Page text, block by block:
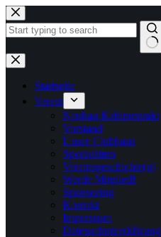
Zum
Inhalt
springen
Keine
Ergebnisse
Startseite
Verein
Neubau Kabinentrakt
Vorstand
Unser Clubhaus
Sportstätten
Vereinsgeschichte(n)
Werde Mitglied!
Sponsoring
Kontakt
Impressum
Datenschutzerklärung